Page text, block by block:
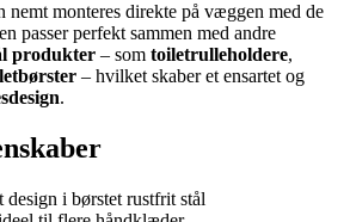
nemt monteres direkte på væggen med de
passer perfekt sammen med andre
produkter – som toiletrulleholdere,
– hvilket skaber et ensartet og
.
design i børstet rustfrit stål